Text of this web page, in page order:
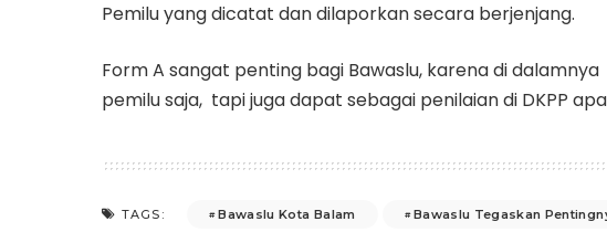
Pemilu yang dicatat dan dilaporkan secara berjenjang.
Form A sangat penting bagi Bawaslu, karena di
pemilu saja, tapi juga dapat sebagai penilaian di DKPP
TAGS: Bawaslu Kota Balam Bawaslu Tegaskan